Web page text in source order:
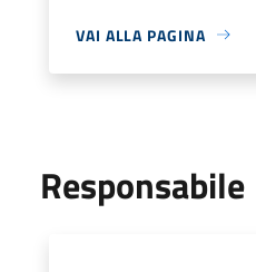
VAI ALLA PAGINA
Responsabile